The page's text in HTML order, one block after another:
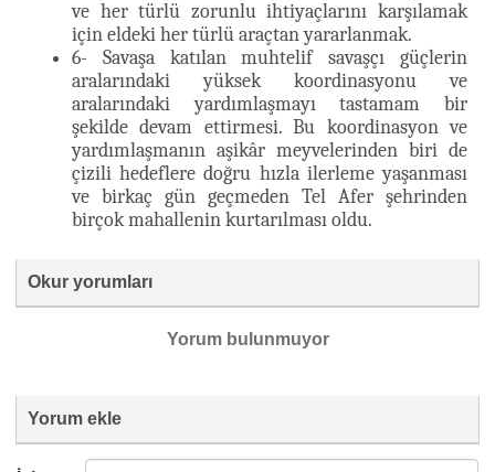
ve her türlü zorunlu ihtiyaçlarını karşılamak
için eldeki her türlü araçtan yararlanmak.
6- Savaşa katılan muhtelif savaşçı güçlerin
aralarındaki yüksek koordinasyonu ve
aralarındaki yardımlaşmayı tastamam bir
şekilde devam ettirmesi. Bu koordinasyon ve
yardımlaşmanın aşikâr meyvelerinden biri de
çizili hedeflere doğru hızla ilerleme yaşanması
ve birkaç gün geçmeden Tel Afer şehrinden
birçok mahallenin kurtarılması oldu.
Okur yorumları
Yorum bulunmuyor
Yorum ekle